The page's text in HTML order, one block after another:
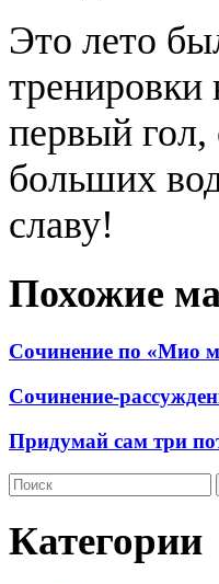
Это лето
тренировки
первый гол,
больших
славу!
Похожие
Сочинение по «Мио
Сочинение-
Придумай сам три
Категории